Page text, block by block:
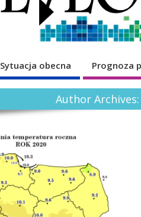
Sytuacja obecna Prognoza
Author Archives: